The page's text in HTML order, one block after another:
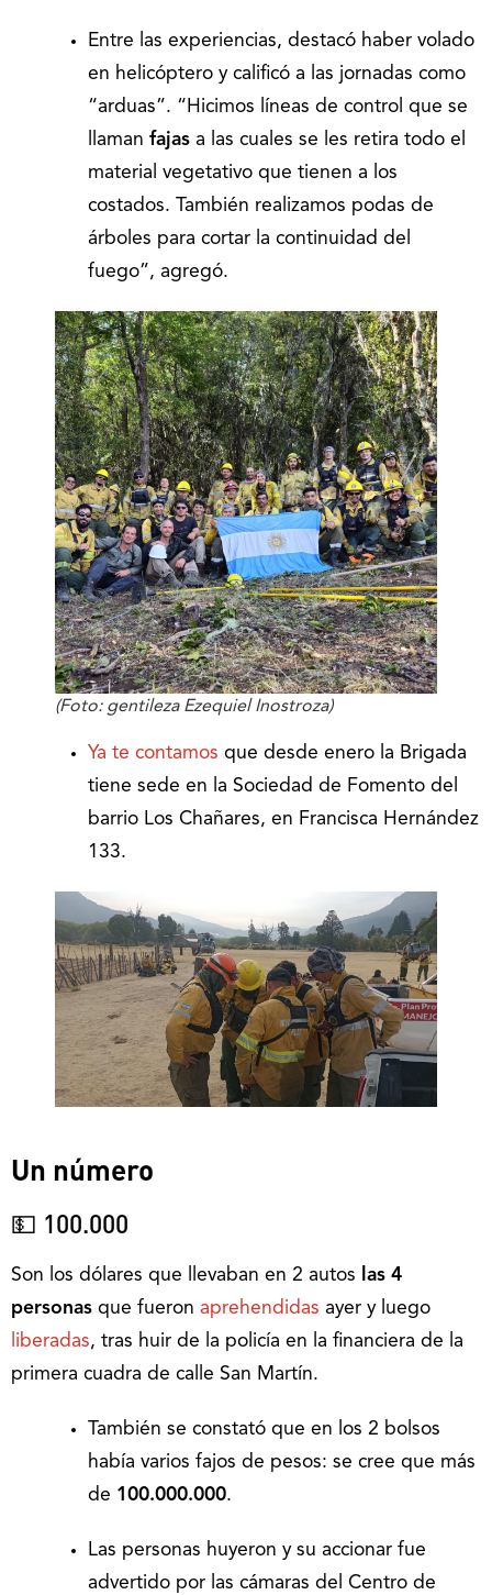
Entre las experiencias, destacó haber volado
en helicóptero y calificó a las jornadas como
“arduas”. “Hicimos líneas de control que se
llaman fajas a las cuales se les retira todo el
material vegetativo que tienen a los
costados. También realizamos podas de
árboles para cortar la continuidad del
fuego”, agregó.
(Foto: gentileza Ezequiel Inostroza)
Ya te contamos que desde enero la Brigada
tiene sede en la Sociedad de Fomento del
barrio Los Chañares, en Francisca Hernández
133.
Un número
💵 100.000
Son los dólares que llevaban en 2 autos
las 4
personas que fueron aprehendidas ayer y luego
liberadas, tras huir de la policía en la financiera de la
primera cuadra de calle San Martín.
También se constató que en los 2 bolsos
había varios fajos de pesos: se cree que más
de 100.000.000.
Las personas huyeron y su accionar fue
advertido por las cámaras del Centro de